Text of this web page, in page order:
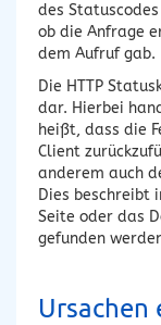
des
ob die Anfrage
dem Aufruf gab.
Die HTTP
dar. Hierbei
heißt, dass die
Client
anderem auch
Dies beschreibt
Seite oder das
gefunden
Ursachen